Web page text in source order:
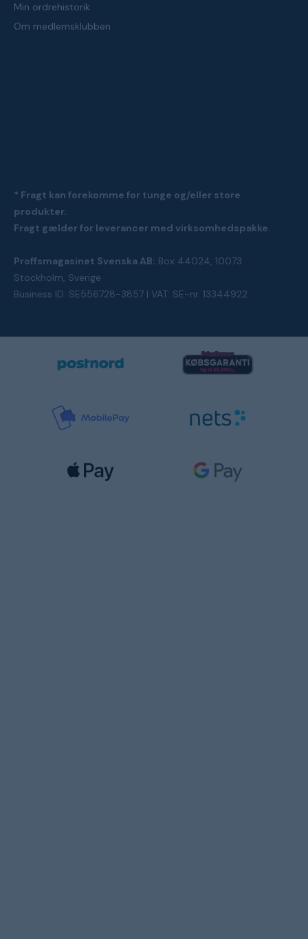
Min ordrehistorik
Om medlemsklubben
* Fragt kan forekomme for tunge og/eller store
produkter.
Fragt gælder for leverancer med virksomhedspakke.
Proffsmagasinet Svenska AB: Box 44024, 10073
Stockholm, Sverige
Business ID: SE556728-3857 | VAT: SE-nr. 13344922